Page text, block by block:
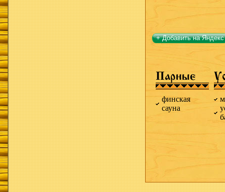
+ Добавить на Яндекс
Парные
финская
сауна